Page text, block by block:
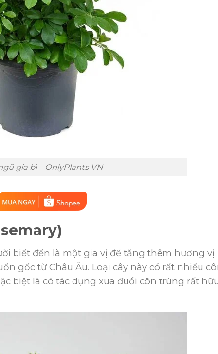
gia bì – OnlyPlants VN
biết đến là một gia vị để tăng thêm hương vị
gốc từ Châu Âu. Loại cây này có rất nhiều
biệt là có tác dụng xua đuổi côn trùng rất hữu